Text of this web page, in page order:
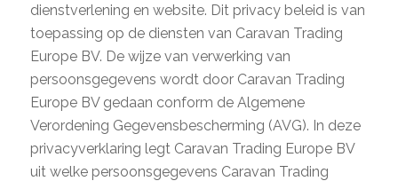
dienstverlening en website. Dit privacy beleid is van
toepassing op de diensten van Caravan Trading
Europe BV. De wijze van verwerking van
persoonsgegevens wordt door Caravan Trading
Europe BV gedaan conform de Algemene
Verordening Gegevensbescherming (AVG). In deze
privacyverklaring legt Caravan Trading Europe BV
uit welke persoonsgegevens Caravan Trading